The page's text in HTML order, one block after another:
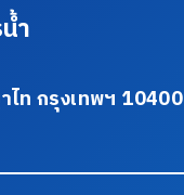
ำ
ท กรุงเทพฯ 10400